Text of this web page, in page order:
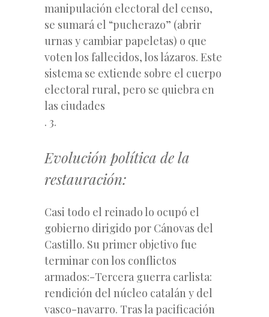
manipulación electoral del censo,
se sumará el “pucherazo” (abrir
urnas y cambiar papeletas) o que
voten los fallecidos, los lázaros. Este
sistema se extiende sobre el cuerpo
electoral rural, pero se quiebra en
las ciudades
. 3.
Evolución política de la
restauración:
Casi todo el reinado lo ocupó el
gobierno dirigido por Cánovas del
Castillo. Su primer objetivo fue
terminar con los conflictos
armados:-Tercera guerra carlista:
rendición del núcleo catalán y del
vasco-navarro. Tras la pacificación